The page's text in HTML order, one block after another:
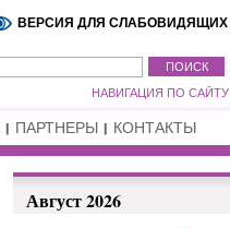
НАВИГАЦИЯ ПО САЙТУ
ВЕРСИЯ ДЛЯ СЛАБОВИДЯЩИХ
ПАРТНЕРЫ КОНТАКТЫ
Август 2026